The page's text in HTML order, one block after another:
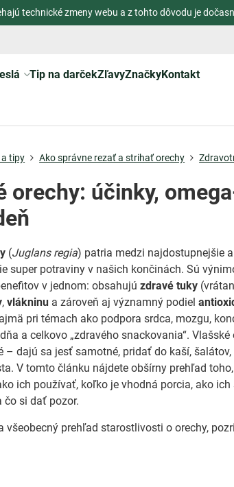
technické zmeny webu a z tohto dôvodu je
Tip na darčekZľavyZnačkyKontakt
tipy Ako správne rezať a strihať orechy
orechy: účinky,
(Juglans regia) patria medzi najdostupnejšie
super potraviny v našich končinách. Sú
v jednom: obsahujúzdravé tuky
,vlákninu a zároveň aj významný podiel
pri témach ako podpora srdca, mozgu,
a celkovo „zdravého snackovania“. Vlašské
– dajú sa jesť samotné, pridať do kaší,
V tomto článku nájdete obšírny prehľad
ich používať, koľko je vhodná porcia, ako
čo si dať pozor.
všeobecný prehľad starostlivosti o orechy,